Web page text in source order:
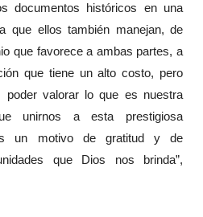
documentos históricos en una
que ellos también manejan, de
que favorece a ambas partes, a
que tiene un alto costo, pero
valorar lo que es nuestra
unirnos a esta prestigiosa
un motivo de gratitud y de
que Dios nos brinda”,